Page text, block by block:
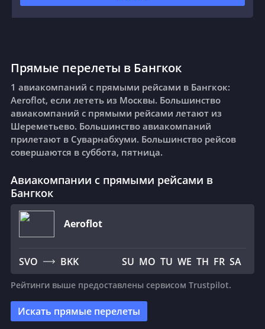
Прямые перелеты в Бангкок
1 авиакомпаний с прямыми рейсами в Бангкок:
Aeroflot, если лететь из Москвы. Большинство
авиакомпаний с прямыми рейсами летают из
Шереметьево. Большинство авиакомпаний
прилетают в Суварнабхуми. Большинство рейсов
совершаются в суббота, пятница.
Авиакомпании с прямыми рейсами в
Бангкок
Aeroflot
SVO BKK SU MO TU WE TH FR SA
Рейтинги выше предоставлены сервисом Trustpilot.
Искать прямые перелеты